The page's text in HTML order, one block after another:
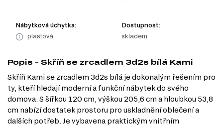
Nábytková úchytka:
plastová
Dostupnost:
skladem
Popis - Skříň se zrcadlem 3d2s bílá Kami
Skříň Kami se zrcadlem 3d2s bílá je dokonalým řešením pro
ty, kteří hledají moderní a funkční nábytek do svého
domova. S šířkou 120 cm, výškou 205,6 cm a hloubkou 53,8
cm nabízí dostatek prostoru pro uskladnění oblečení a
dalších potřeb. Je vybavena praktickým vnitřním